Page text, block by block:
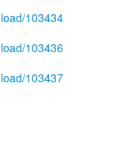
103434
103436
103437